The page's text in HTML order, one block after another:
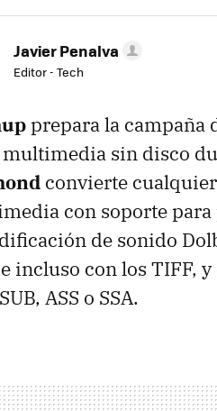
Javier Penalva
Editor - Tech
prepara la campaña
sin disco
convierte
con soporte
de sonido
incluso con los TIFF,
SUB, ASS o SSA.